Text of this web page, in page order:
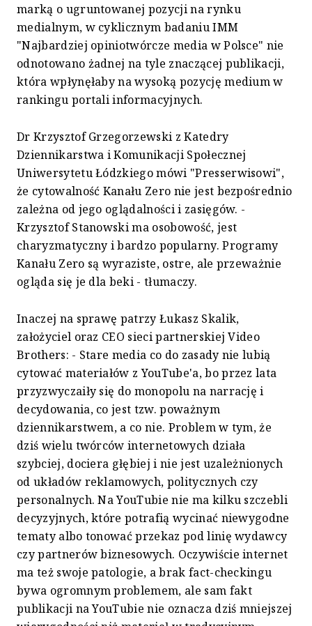
marką o ugruntowanej pozycji na rynku
medialnym, w cyklicznym badaniu IMM
"Najbardziej opiniotwórcze media w Polsce" nie
odnotowano żadnej na tyle znaczącej publikacji,
która wpłynęłaby na wysoką pozycję medium w
rankingu portali informacyjnych.
Dr Krzysztof Grzegorzewski z Katedry
Dziennikarstwa i Komunikacji Społecznej
Uniwersytetu Łódzkiego mówi "Presserwisowi",
że cytowalność Kanału Zero nie jest bezpośrednio
zależna od jego oglądalności i zasięgów. -
Krzysztof Stanowski ma osobowość, jest
charyzmatyczny i bardzo popularny. Programy
Kanału Zero są wyraziste, ostre, ale przeważnie
ogląda się je dla beki - tłumaczy.
Inaczej na sprawę patrzy Łukasz Skalik,
założyciel oraz CEO sieci partnerskiej Video
Brothers: - Stare media co do zasady nie lubią
cytować materiałów z YouTube'a, bo przez lata
przyzwyczaiły się do monopolu na narrację i
decydowania, co jest tzw. poważnym
dziennikarstwem, a co nie. Problem w tym, że
dziś wielu twórców internetowych działa
szybciej, dociera głębiej i nie jest uzależnionych
od układów reklamowych, politycznych czy
personalnych. Na YouTubie nie ma kilku szczebli
decyzyjnych, które potrafią wycinać niewygodne
tematy albo tonować przekaz pod linię wydawcy
czy partnerów biznesowych. Oczywiście internet
ma też swoje patologie, a brak fact-checkingu
bywa ogromnym problemem, ale sam fakt
publikacji na YouTubie nie oznacza dziś mniejszej